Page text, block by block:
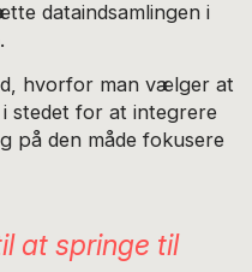
dataindsamlingen i
hvorfor man vælger at
stedet for at integrere
på den måde fokusere
at springe til